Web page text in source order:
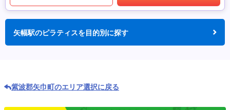
矢幅駅のピラティスを目的別に探す
紫波郡矢巾町のエリア選択に戻る